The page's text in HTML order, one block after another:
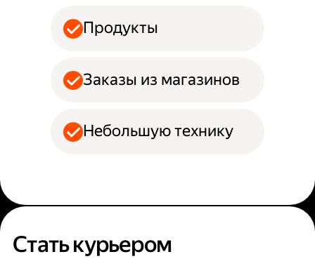
Продукты
Заказы из магазинов
Небольшую технику
Стать курьером